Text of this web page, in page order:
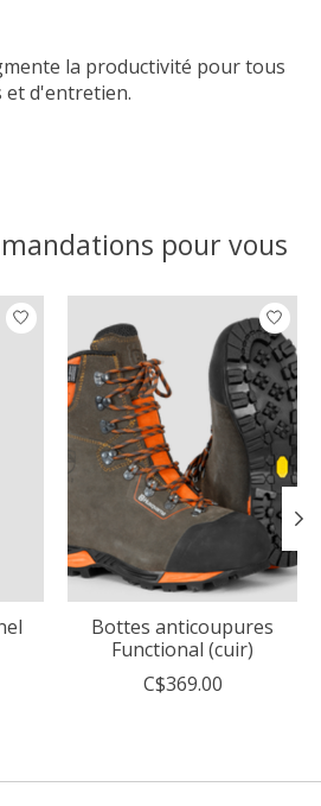
la productivité pour tous
et d'entretien.
pour vous
produits
Bottes anticoupures
Functional (cuir)
C$369.00